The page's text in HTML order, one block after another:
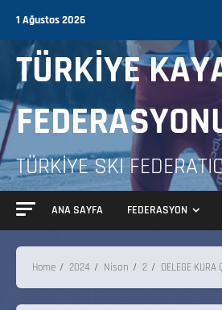
1 Ağustos 2026
TÜRKİYE
TÜRKİYE SKI
ANA SAYFA FEDERASYON
Home 2024 Nisan 2 DELEGE KURA